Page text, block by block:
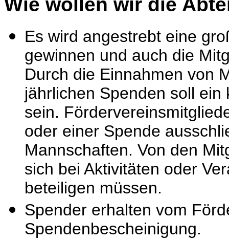
Es wird angestrebt eine
gewinnen und auch die
Durch die Einnahmen von
jährlichen Spenden soll
sein.
oder einer Spende
Mannschaften. Von den
sich bei Aktivitäten oder
beteiligen müssen.
Spender erhalten vom
Spendenbescheinigung.